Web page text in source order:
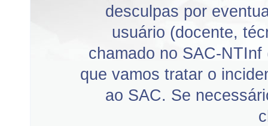
desculpas por
usuário (docente,
chamado no SAC-NTInf
que vamos tratar o
ao SAC. Se